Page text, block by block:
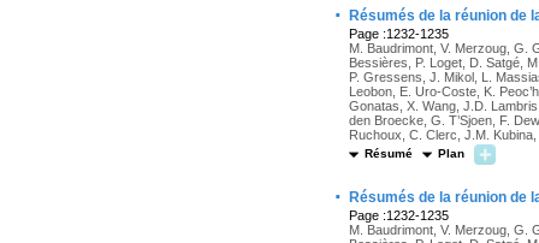
· Résumés de la réunion de
Page :1232-1235
M. Baudrimont, V. Merzoug, G.
Bessières, P. Loget, D. Satgé,
P. Gressens, J. Mikol, L.
Leobon, E. Uro-Coste, K.
Gonatas, X. Wang, J.D.
den Broecke, G. T’Sjoen, F.
Ruchoux, C. Clerc, J.M.
Résumé Plan
· Résumés de la réunion de
Page :1232-1235
M. Baudrimont, V. Merzoug, G.